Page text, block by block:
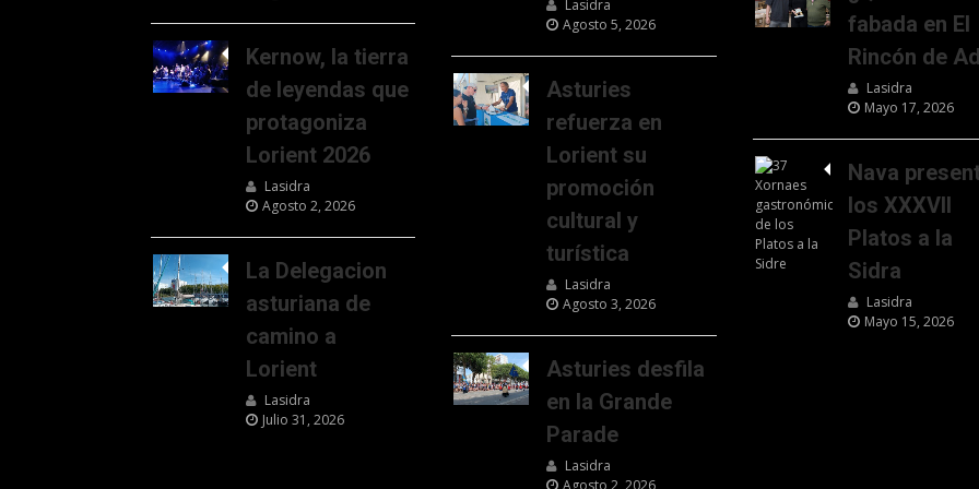
Kernow, la tierra
de leyendas que
protagoniza
Lorient 2026
Lasidra
Agosto 2, 2026
La Delegacion
asturiana de
camino a
Lorient
Lasidra
Julio 31, 2026
Lasidra
Agosto 5, 2026
Asturies
refuerza en
Lorient su
promoción
cultural y
turística
Lasidra
Agosto 3, 2026
Asturies desfila
en la Grande
Parade
Lasidra
Agosto 2, 2026
fabada en El
Rincón de
Lasidra
Mayo 17, 2026
Nava
los XXXVII
Platos a la
Sidra
Lasidra
Mayo 15, 2026